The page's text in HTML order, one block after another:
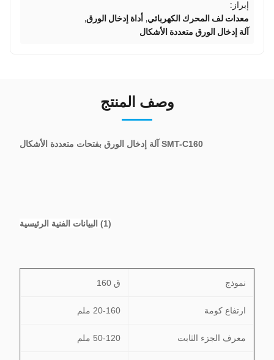
إبراز:
معدات لف المحرك الكهربائي, أداة إدخال الورق,
آلة إدخال الورق متعددة الأشكال
وصف المنتج
SMT-C160 آلة إدخال الورق بفتحات متعددة الأشكال
(1) البيانات الفنية الرئيسية
نموذج ق 160
ارتفاع كومة 20-160 ملم
معرف الجزء الثابت 50-120 ملم